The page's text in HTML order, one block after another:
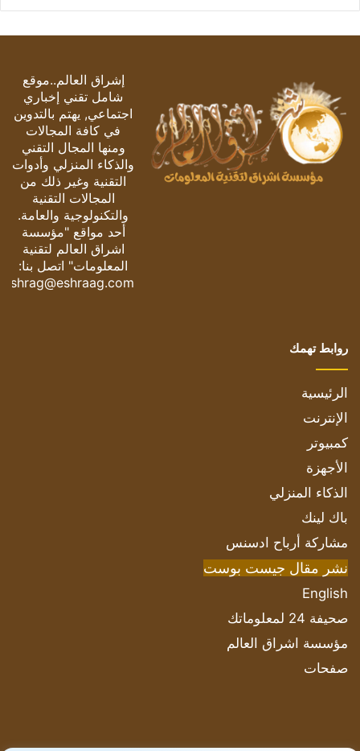
إشراق العالم..موقع
شامل تقني إخباري
اجتماعي, يهتم بالتدوين
في كافة المجالات
ومنها المجال التقني
والذكاء المنزلي وأدوات
التقنية وغير ذلك من
المجالات التقنية
والتكنولوجية والعامة.
أحد مواقع "مؤسسة
اشراق العالم لتقنية
المعلومات" اتصل بنا:
eshrag@eshraag.com
روابط تهمك
الرئيسية
الإنترنت
كمبيوتر
الأجهزة
الذكاء المنزلي
باك لينك
مشاركة أرباح ادسنس
نشر مقال جيست بوست
English
صحيفة 24 لمعلوماتك
مؤسسة اشراق العالم
صفحات